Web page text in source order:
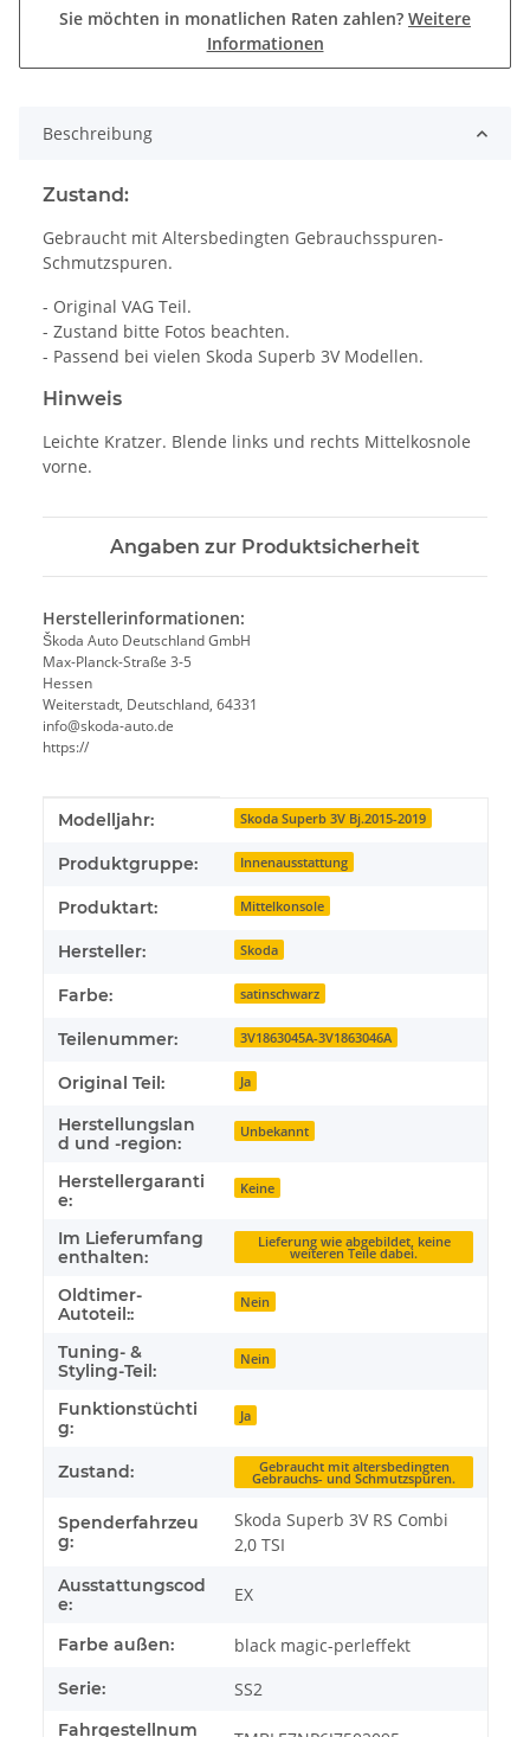
Sie möchten in monatlichen Raten zahlen? Weitere
Informationen
Beschreibung
Zustand:
Gebraucht mit Altersbedingten Gebrauchsspuren-
Schmutzspuren.
- Original VAG Teil.
- Zustand bitte Fotos beachten.
- Passend bei vielen Skoda Superb 3V Modellen.
Hinweis
Leichte Kratzer. Blende links und rechts Mittelkosnole
vorne.
Angaben zur Produktsicherheit
Herstellerinformationen:
Škoda Auto Deutschland GmbH
Max-Planck-Straße 3-5
Hessen
Weiterstadt, Deutschland, 64331
info@skoda-auto.de
https://
Produkteigenschaft
Wert
Modelljahr: Skoda Superb 3V Bj.2015-2019
Produktgruppe: Innenausstattung
Produktart: Mittelkonsole
Hersteller: Skoda
Farbe: satinschwarz
Teilenummer: 3V1863045A-3V1863046A
Original Teil: Ja
Herstellungslan
d und -region:
Unbekannt
Herstellergaranti
e:
Keine
Im Lieferumfang
enthalten:
Lieferung wie abgebildet, keine
weiteren Teile dabei.
Oldtimer-
Autoteil::
Nein
Tuning- &
Styling-Teil:
Nein
Funktionstüchti
g:
Ja
Zustand: Gebraucht mit altersbedingten
Gebrauchs- und Schmutzspuren.
Spenderfahrzeu
g:
Skoda Superb 3V RS Combi
2,0 TSI
Ausstattungscod
e:
EX
Farbe außen: black magic-perleffekt
Serie: SS2
Fahrgestellnum